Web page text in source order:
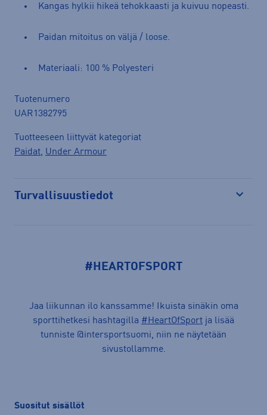
Kangas hylkii hikeä tehokkaasti ja kuivuu nopeasti.
Paidan mitoitus on väljä / loose.
Materiaali: 100 % Polyesteri
Tuotenumero
UAR1382795
Tuotteeseen liittyvät kategoriat
Paidat, Under Armour
Turvallisuustiedot
#HEARTOFSPORT
Jaa liikunnan ilo kanssamme! Ikuista sinäkin oma
sporttihetkesi hashtagilla #HeartOfSport ja lisää
tunniste @intersportsuomi, niin ne näytetään
sivustollamme.
Suositut sisällöt